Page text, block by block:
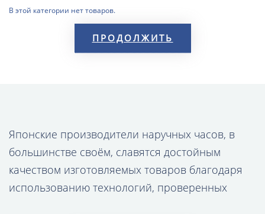
В этой категории нет товаров.
ПРОДОЛЖИТЬ
Японские производители наручных часов, в
большинстве своём, славятся достойным
качеством изготовляемых товаров благодаря
использованию технологий, проверенных